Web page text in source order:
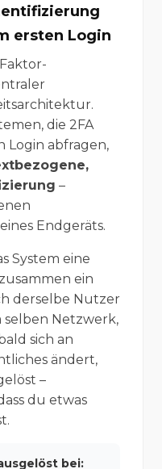
ersten Login
die 2FA
Login abfragen,
–
Endgeräts.
System eine
ein
derselbe Nutzer
selben Netzwerk,
sich an
ändert,
–
du etwas
bei: